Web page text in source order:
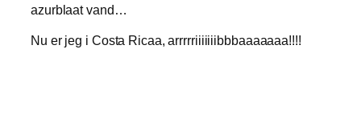
azurblaat vand…
Nu er jeg i Costa Ricaa, arrrrriiiiiiibbbaaaaaaa!!!!